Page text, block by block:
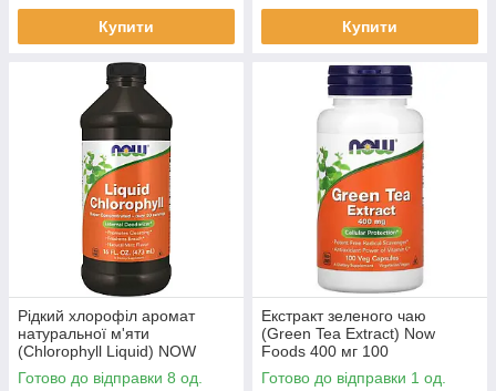
Купити Купити
Рідкий хлорофіл аромат
натуральної м'яти
(Chlorophyll Liquid) NOW
Foods 473 мл
Готово до відправки 8 од.
Екстракт зеленого чаю
(Green Tea Extract) Now
Foods 400 мг 100
вегетаріанських капсул
Готово до відправки 1 од.